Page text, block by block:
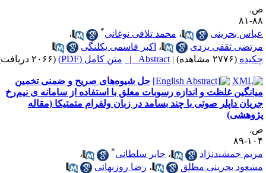
۸۱
بحرینی
،محمد تلافی نوغانی
،
ثقفی یزدی
،اکبر قاسمی یکلنگی
(۲۷۷۶ مشاهده) |
Abstract | متن کامل (PDF) (۲۰۶۶ دریافت)
حل شیوه‌های صریح و ضمنی تخمین
غلظت و اندازه رسوبات معلق با استفاده از سامانه ی نیم‌رخ
داپلر صوتی با چند بسامد در زبان ولفرام متمتیکا (مقاله
۸۹
جمشیدنژاد
،جابر سلطانی
،
بحرینی مطلق
،رضا روزبهانی